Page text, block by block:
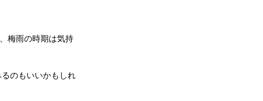
梅雨の時期は気持
のもいいかもしれ